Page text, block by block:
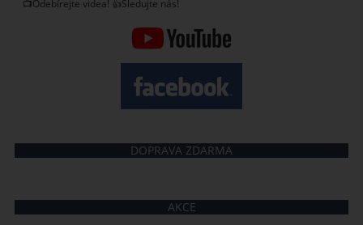
📺Odebírejte videa! 👍Sledujte nás!
DOPRAVA ZDARMA
AKCE